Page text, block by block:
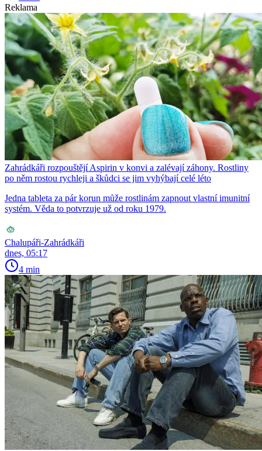
Reklama
Zahrádkáři rozpouštějí Aspirin v konvi a zalévají záhony. Rostliny
po něm rostou rychleji a škůdci se jim vyhýbají celé léto
Jedna tableta za pár korun může rostlinám zapnout vlastní imunitní
systém. Věda to potvrzuje už od roku 1979.
Chalupáři-Zahrádkáři
dnes, 05:17
4 min